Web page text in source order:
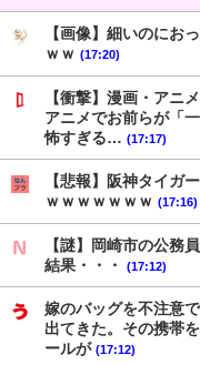
【画像】細いのにお
ｗｗ (17:20)
【衝撃】漫画・アニ
アニメでお前らが「
怖すぎる… (17:17)
【悲報】阪神タイガ
ｗｗｗｗｗｗｗ (17:16)
【謎】岡崎市の公務
結果・・・
(17:12)
嫁のバッグを不注意
出てきた。その携帯
ールが (17:12)